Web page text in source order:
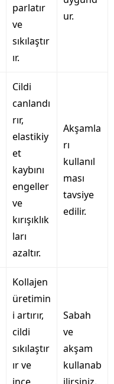
parlatır
ve
sıkılaştır
ır.
ur.
Cildi
canlandı
rır,
elastikiy
et
kaybını
engeller
ve
kırışıklık
ları
azaltır.
Akşamla
rı
kullanıl
ması
tavsiye
edilir.
Kollajen
üretimin
i artırır,
cildi
sıkılaştır
ır ve
Sabah
ve
akşam
kullanab